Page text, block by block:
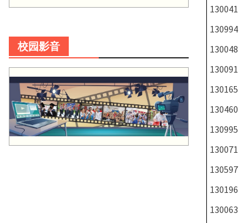
130041
130994
130048
130091
130165
130460
130995
130071
130597
130196
130063
校园影音